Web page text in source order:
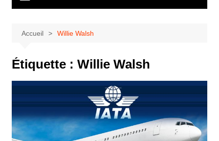
Accueil Willie Walsh
Étiquette : Willie Walsh